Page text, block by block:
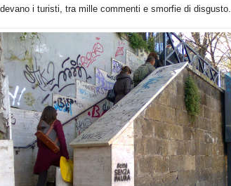
i turisti, tra mille commenti e smorfie di disgusto.